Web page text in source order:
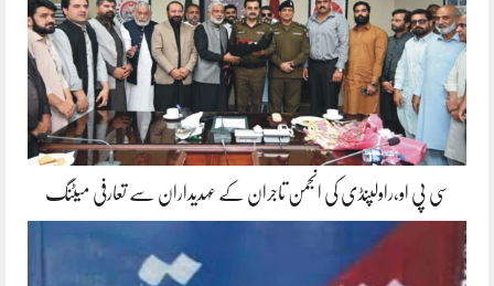
سی پی او،راولپنڈی کی انجمن تاجران کے عہدیداران سے تعارفی میٹنگ